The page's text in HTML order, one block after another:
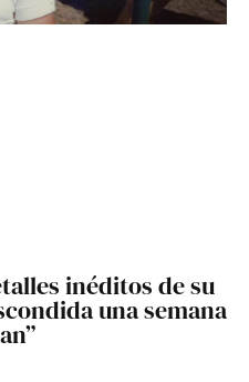
inéditos de su
una semana